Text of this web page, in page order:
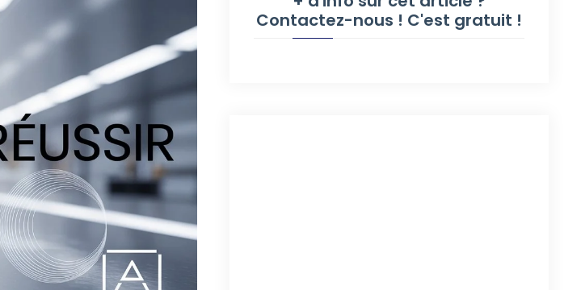
Contactez-nous ! C'est gratuit !